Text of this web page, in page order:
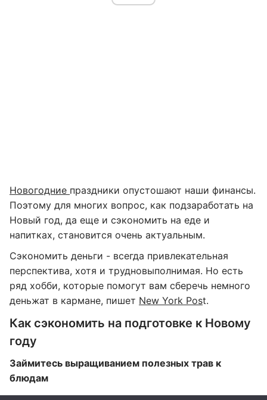
Новогодние праздники опустошают наши финансы.
Поэтому для многих вопрос, как подзаработать на
Новый год, да еще и сэкономить на еде и
напитках, становится очень актуальным.
Сэкономить деньги - всегда привлекательная
перспектива, хотя и трудновыполнимая. Но есть
ряд хобби, которые помогут вам сберечь немного
деньжат в кармане, пишет New York Post.
Как сэкономить на подготовке к Новому
году
Займитесь выращиванием полезных трав к
блюдам